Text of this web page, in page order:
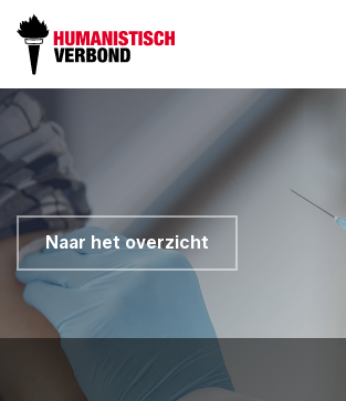
Naar het overzicht